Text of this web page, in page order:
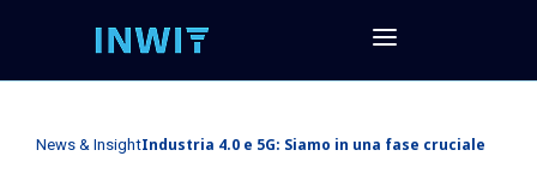
News & InsightIndustria 4.0 e 5G: Siamo in una fase cruciale